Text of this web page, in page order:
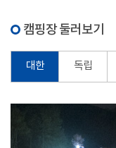
캠핑장 둘러보기
대한 독립